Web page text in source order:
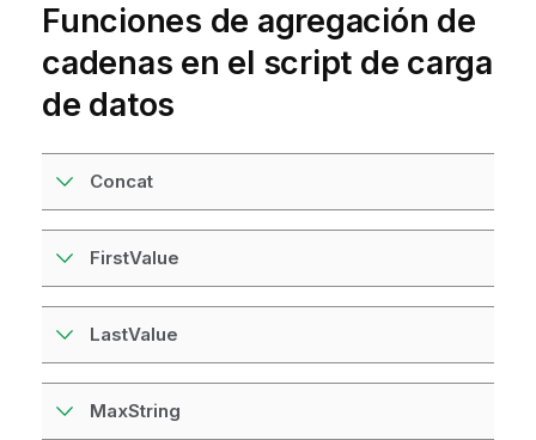
Funciones de agregación de
cadenas en el script de carga
de datos
Concat
FirstValue
LastValue
MaxString